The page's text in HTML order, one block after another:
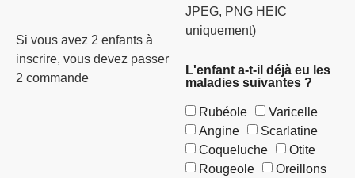
Si vous avez 2 enfants à
inscrire, vous devez passer
2 commande
JPEG, PNG HEIC
uniquement)
L'enfant a-t-il déjà eu les
maladies suivantes ?
Rubéole
Varicelle
Angine
Scarlatine
Coqueluche
Otite
Rougeole
Oreillons